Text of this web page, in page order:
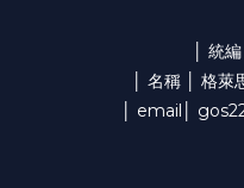
│ 統
│ 名稱 │ 格萊
│ email│